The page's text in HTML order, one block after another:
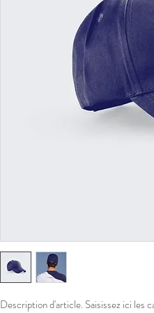
Description d'article. Saisissez ici les